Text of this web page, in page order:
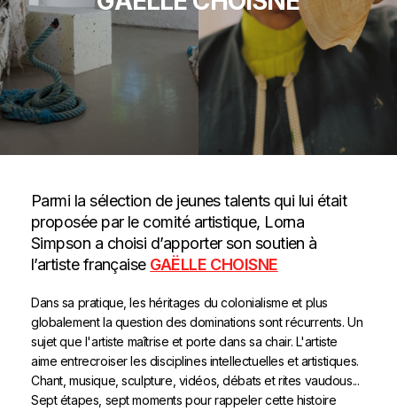
Parmi la sélection de jeunes talents qui lui était
proposée par le comité artistique, Lorna
Simpson a choisi d’apporter son soutien à
l’artiste française GAËLLE CHOISNE
Dans sa pratique, les héritages du colonialisme et plus
globalement la question des dominations sont récurrents. Un
sujet que l'artiste maîtrise et porte dans sa chair. L'artiste
aime entrecroiser les disciplines intellectuelles et artistiques.
Chant, musique, sculpture, vidéos, débats et rites vaudous...
Sept étapes, sept moments pour rappeler cette histoire